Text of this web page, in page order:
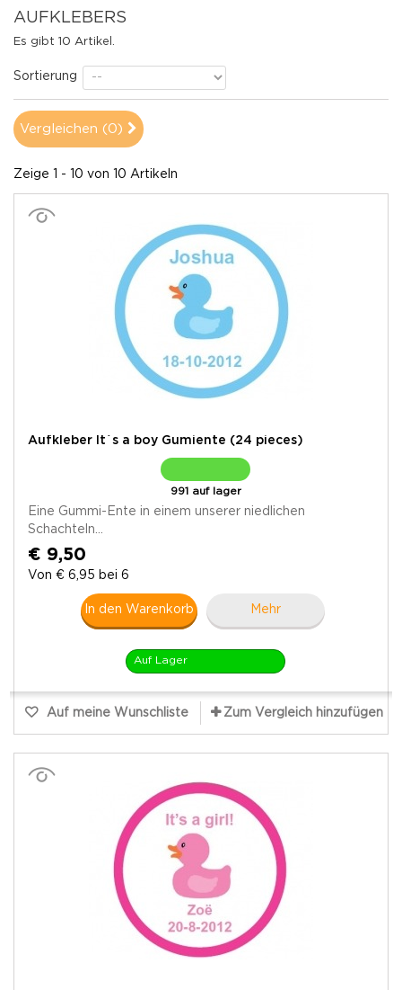
AUFKLEBERS
Es gibt 10 Artikel.
Sortierung
Vergleichen (0)
Zeige 1 - 10 von 10 Artikeln
Aufkleber It´s a boy Gumiente (24 pieces)
991 auf lager
Eine Gummi-Ente in einem unserer niedlichen
Schachteln...
€ 9,50
Von € 6,95 bei 6
In den Warenkorb Mehr
Auf Lager
Auf meine Wunschliste Zum Vergleich hinzufügen